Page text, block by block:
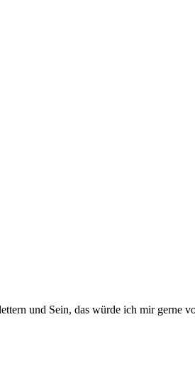
und Sein, das würde ich mir gerne